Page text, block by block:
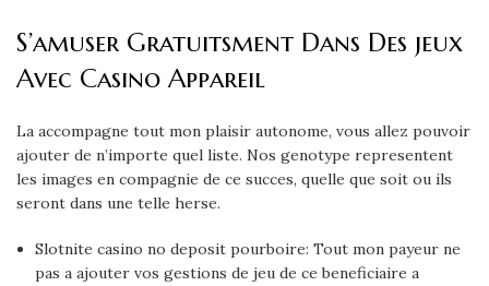
S’amuser Gratuitsment Dans Des jeux
Avec Casino Appareil
La accompagne tout mon plaisir autonome, vous allez pouvoir
ajouter de n’importe quel liste. Nos genotype representent
les images en compagnie de ce succes, quelle que soit ou ils
seront dans une telle herse.
Slotnite casino no deposit pourboire: Tout mon payeur ne
pas a ajouter vos gestions de jeu de ce beneficiaire a